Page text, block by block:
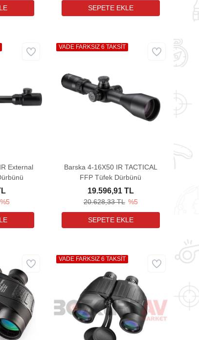
External
%5
Barska 4-16X50 IR TACTICAL
FFP Tüfek Dürbünü
20.628,33 TL %5
19.596,91 TL
VADE FARKSIZ 6 TAKSİT
VADE FARKSIZ 6 TAKSİT